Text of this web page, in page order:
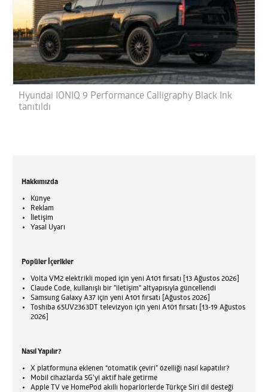
Hyundai IONIQ 9 Performance Calligraphy Black Ink
tanıtıldı
Hakkımızda
Künye
Reklam
İletişim
Yasal Uyarı
Popüler İçerikler
Volta VM2 elektrikli moped için yeni A101 fırsatı [13 Ağustos 2026]
Claude Code, kullanışlı bir "iletişim" altyapısıyla güncellendi
Samsung Galaxy A37 için yeni A101 fırsatı [Ağustos 2026]
Toshiba 65UV2363DT televizyon için yeni A101 fırsatı [13-19 Ağustos
2026]
Nasıl Yapılır?
X platformuna eklenen “otomatik çeviri” özelliği nasıl kapatılır?
Mobil cihazlarda 5G’yi aktif hale getirme
Apple TV ve HomePod akıllı hoparlörlerde Türkçe Siri dil desteği